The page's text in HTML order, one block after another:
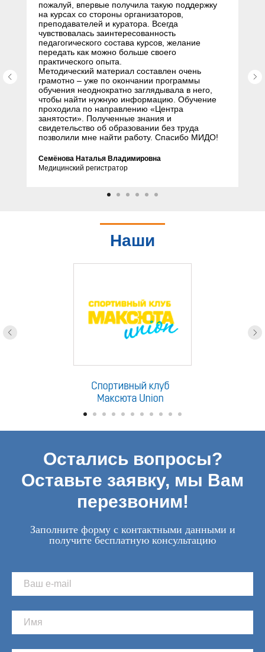
пожалуй, впервые получила такую поддержку
на курсах со стороны организаторов,
преподавателей и куратора. Всегда
чувствовалась заинтересованность
педагогического состава курсов, желание
передать как можно больше своего
практического опыта.
Методический материал составлен очень
грамотно – уже по окончании программы
обучения неоднократно заглядывала в него,
чтобы найти нужную информацию. Обучение
проходила по направлению «Центра
занятости». Полученные знания и
свидетельство об образовании без труда
позволили мне найти работу. Спасибо МИДО!
Семёнова Наталья Владимировна
Медицинский регистратор
Наши
Остались вопросы?
Оставьте заявку, мы Вам
перезвоним!
Заполните форму с контактными данными и
получите бесплатную консультацию